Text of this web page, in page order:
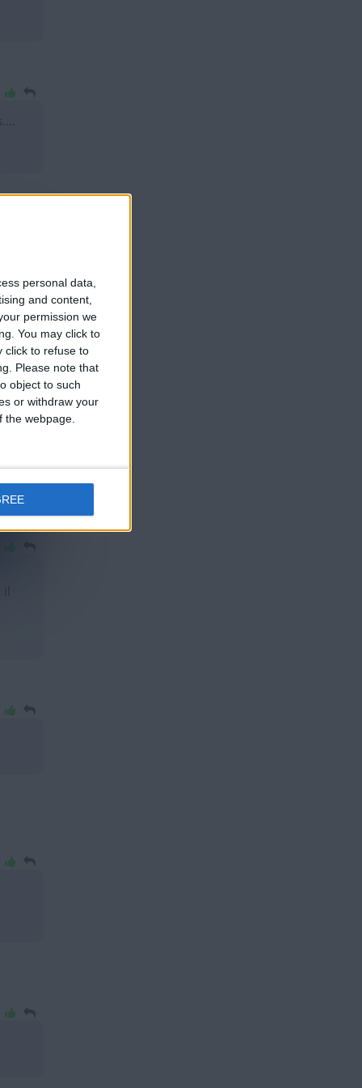
personal data,
and content,
permission we
You may click to
click to refuse to
Please note that
object to such
or withdraw your
webpage.